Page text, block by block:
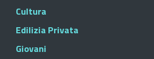
Cultura
Edilizia Privata
Giovani